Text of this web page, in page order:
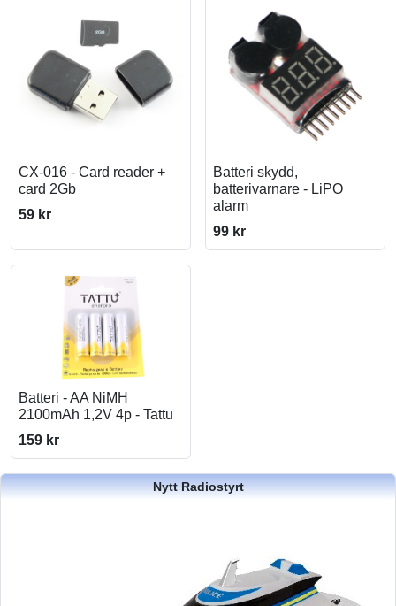
CX-016 - Card reader +
card 2Gb
59 kr
Batteri skydd,
batterivarnare - LiPO
alarm
99 kr
Batteri - AA NiMH
2100mAh 1,2V 4p - Tattu
159 kr
Nytt Radiostyrt